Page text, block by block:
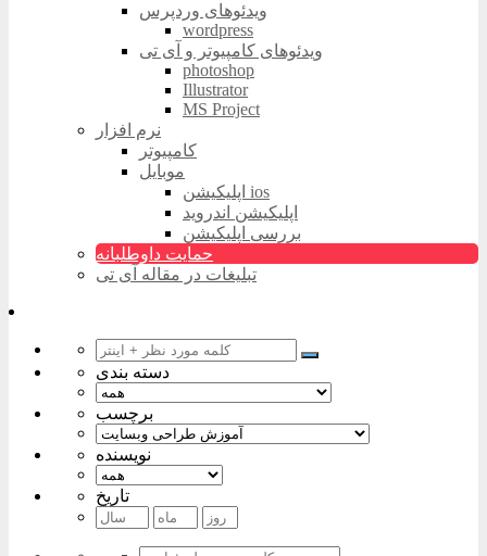
ویدئوهای وردپرس
wordpress
ویدئوهای کامپیوتر و آی تی
photoshop
Illustrator
MS Project
نرم افزار
کامپیوتر
موبایل
اپلیکیشن ios
اپلیکیشن اندروید
بررسی اپلیکیشن
حمایت داوطلبانه
تبلیغات در مقاله آی تی
دسته بندی
برچسب
نویسنده
تاریخ